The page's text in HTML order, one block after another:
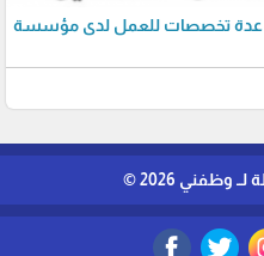
عدة تخصصات للعمل لدى مؤسسة
2026 ©